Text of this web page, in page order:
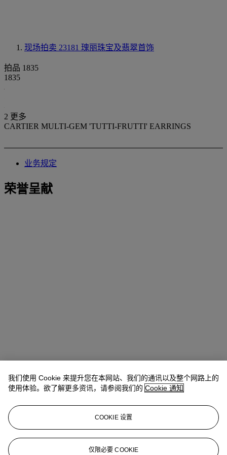
现场拍卖 23181 瑰丽珠宝及翡翠首饰
拍品 1835
1835
2 更多
CARTIER MULTI-GEM 'TUTTI-FRUTTI' EARRINGS
业务规定
荣誉呈献
Ronny Hsu (許仁瑋)
rhsu@christies.com
+852 2978 9979
我们使用 Cookie 来提升您在本网站、我们的通讯以及整个网路上的
使用体验。欲了解更多资讯，请参阅我们的 Cookie 通知
COOKIE 设置
仅限必要 COOKIE